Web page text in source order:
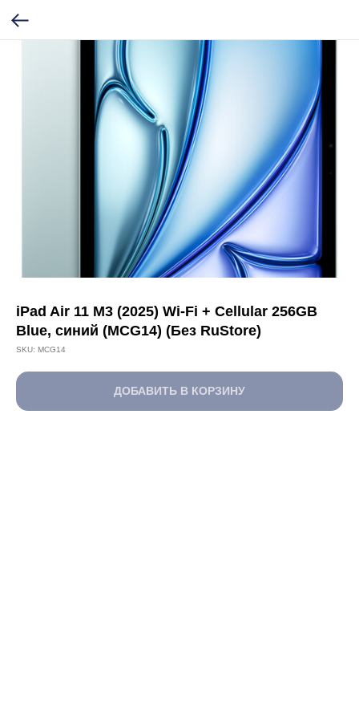
iPad Air 11 M3 (2025) Wi-Fi + Cellular 256GB
Blue, синий (MCG14) (Без RuStore)
SKU: MCG14
ДОБАВИТЬ В КОРЗИНУ